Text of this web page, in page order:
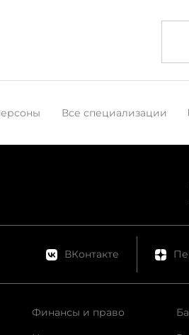
Все специализации
ВКонтакте
Финансы и право